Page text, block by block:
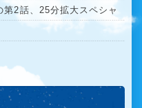
2話、25分拡大スペシャ